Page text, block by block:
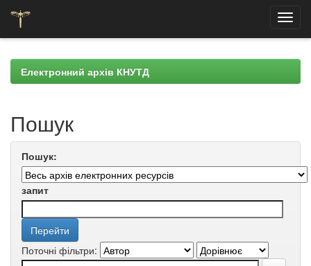
navigationЕлектронний архів КНУТД
Пошук
Пошук:
запит
Поточні фільтри: